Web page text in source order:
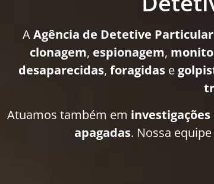
AAgência de Detetive
clonagem, espionagem,
desaparecidas, foragidas e
Atuamos também em
apagadas. Nossa